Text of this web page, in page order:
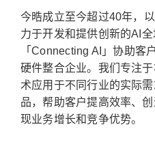
今晧成立至今超过40年，
力于开发和提供创新的AI
「Connecting AI」协助客
硬件整合企业。我们专注
术应用于不同行业的实际
品，帮助客户提高效率、
现业务增长和竞争优势。